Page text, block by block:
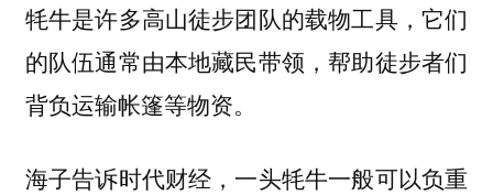
牦牛是许多高山徒步团队的载物工具，它们
的队伍通常由本地藏民带领，帮助徒步者们
背负运输帐篷等物资。
海子告诉时代财经，一头牦牛一般可以负重